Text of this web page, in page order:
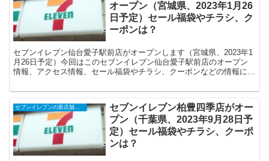
オープン（宮城県、2023年1月26
日予定）セール福袋やチラシ、ク
ーポンは？
セブンイレブン仙台愛子駅前店がオープンします（宮城県、2023年1
月26日予定）今回はこのセブンイレブン仙台愛子駅前店のオープン
情報、アクセス情報、セール福袋やチラシ、クーポンなどの情報につ
セブンイレブンの新店舗開店予定・オープンセール（福袋）、クーポンなど
セブンイレブン柏豊四季店がオー
プン（千葉県、2023年9月28日予
定）セール福袋やチラシ、クーポ
ンは？